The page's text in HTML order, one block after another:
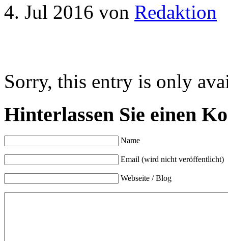
4. Jul 2016 von Redaktion
Sorry, this entry is only
Hinterlassen Sie einen
Name
Email (wird nicht veröffentlicht)
Webseite / Blog